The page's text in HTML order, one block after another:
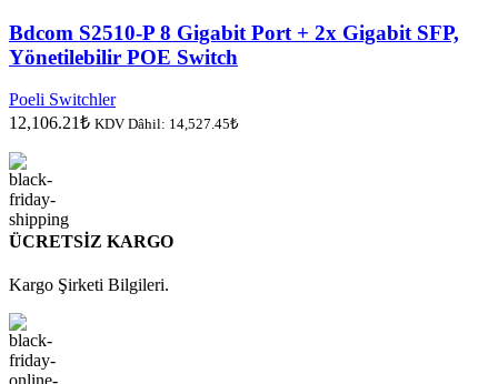
Bdcom S2510-P 8 Gigabit Port + 2x Gigabit SFP,
Yönetilebilir POE Switch
Poeli Switchler
12,106.21₺ KDV Dâhil: 14,527.45₺
ÜCRETSİZ KARGO
Kargo Şirketi Bilgileri.